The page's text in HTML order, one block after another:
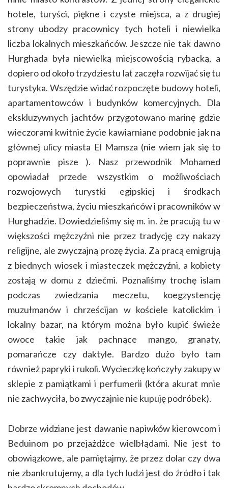
hotele, turyści, piękne i czyste miejsca, a z drugiej
strony ubodzy pracownicy tych hoteli i niewielka
liczba lokalnych mieszkańców. Jeszcze nie tak dawno
Hurghada była niewielką miejscowością rybacką, a
dopiero od około trzydziestu lat zaczęła rozwijać się tu
turystyka. Wszędzie widać rozpoczęte budowy hoteli,
apartamentowców i budynków komercyjnych. Dla
ekskluzywnych jachtów przygotowano marinę gdzie
wieczorami kwitnie życie kawiarniane podobnie jak na
głównej ulicy miasta El Mamsza (nie wiem jak się to
poprawnie pisze ). Nasz przewodnik Mohamed
opowiadał przede wszystkim o możliwościach
rozwojowych turystki egipskiej i środkach
bezpieczeństwa, życiu mieszkańców i pracowników w
Hurghadzie. Dowiedzieliśmy się m. in. że pracują tu w
większości mężczyźni nie przez tradycję czy nakazy
religijne, ale zwyczajną prozę życia. Za pracą emigrują
z biednych wiosek i miasteczek mężczyźni, a kobiety
zostają w domu z dziećmi. Poznaliśmy trochę islam
podczas zwiedzania meczetu, koegzystencję
muzułmanów i chrześcijan w kościele katolickim i
lokalny bazar, na którym można było kupić świeże
owoce takie jak pachnące mango, granaty,
pomarańcze czy daktyle. Bardzo dużo było tam
również papryki i rukoli. Wycieczkę kończyły zakupy w
sklepie z pamiątkami i perfumerii (która akurat mnie
nie zachwyciła, bo zwyczajnie nie kupuję podróbek).
Dobrze widziane jest dawanie napiwków kierowcom i
Beduinom po przejażdżce wielbłądami. Nie jest to
obowiązkowe, ale pamiętajmy, że przez dolar czy dwa
nie zbankrutujemy, a dla tych ludzi jest do źródło i tak